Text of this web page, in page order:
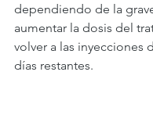
dependiendo de la
aumentar la dosis del
volver a las inyecciones
días restantes.